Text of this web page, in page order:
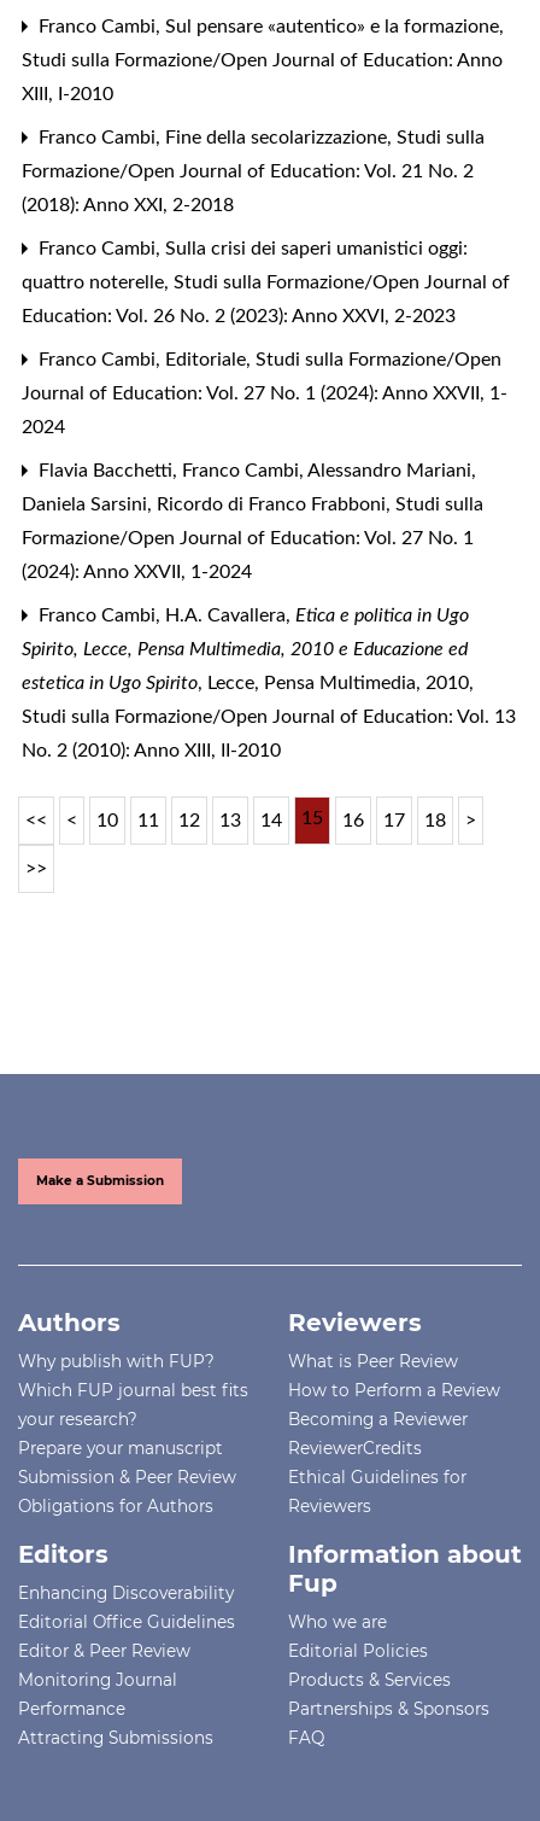
Franco Cambi, Sul pensare «autentico» e la formazione,
Studi sulla Formazione/Open Journal of Education: Anno
XIII, I-2010
Franco Cambi, Fine della secolarizzazione, Studi sulla
Formazione/Open Journal of Education: Vol. 21 No. 2
(2018): Anno XXI, 2-2018
Franco Cambi, Sulla crisi dei saperi umanistici oggi:
quattro noterelle, Studi sulla Formazione/Open Journal of
Education: Vol. 26 No. 2 (2023): Anno XXVI, 2-2023
Franco Cambi, Editoriale, Studi sulla Formazione/Open
Journal of Education: Vol. 27 No. 1 (2024): Anno XXVII, 1-
2024
Flavia Bacchetti, Franco Cambi, Alessandro Mariani,
Daniela Sarsini, Ricordo di Franco Frabboni, Studi sulla
Formazione/Open Journal of Education: Vol. 27 No. 1
(2024): Anno XXVII, 1-2024
Franco Cambi, H.A. Cavallera, Etica e politica in Ugo
Spirito, Lecce, Pensa Multimedia, 2010 e Educazione ed
estetica in Ugo Spirito, Lecce, Pensa Multimedia, 2010,
Studi sulla Formazione/Open Journal of Education: Vol. 13
No. 2 (2010): Anno XIII, II-2010
<< < 10 11 12 13 14 15 16 17 18 >
>>
Make a Submission
Authors
Why publish with FUP?
Which FUP journal best fits
your research?
Prepare your manuscript
Submission & Peer Review
Obligations for Authors
Reviewers
What is Peer Review
How to Perform a Review
Becoming a Reviewer
ReviewerCredits
Ethical Guidelines for
Reviewers
Editors
Enhancing Discoverability
Editorial Office Guidelines
Editor & Peer Review
Monitoring Journal
Performance
Attracting Submissions
Information about
Fup
Who we are
Editorial Policies
Products & Services
Partnerships & Sponsors
FAQ